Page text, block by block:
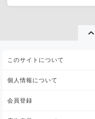
このサイトについて
個人情報について
会員登録